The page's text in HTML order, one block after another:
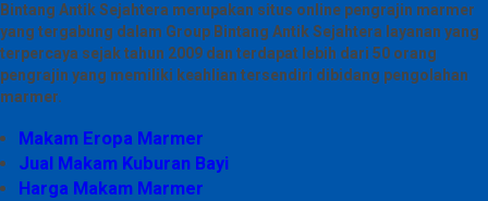
Bintang Antik Sejahtera merupakan situs online pengrajin marmer
yang tergabung dalam Group Bintang Antik Sejahtera layanan yang
terpercaya sejak tahun 2009 dan terdapat lebih dari 50 orang
pengrajin yang memiliki keahlian tersendiri dibidang pengolahan
marmer.
Makam Eropa Marmer
Jual Makam Kuburan Bayi
Harga Makam Marmer